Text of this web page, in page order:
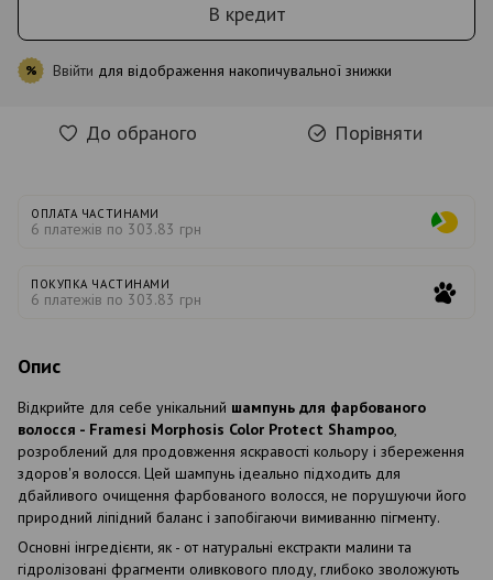
В кредит
% Ввійти для відображення накопичувальної знижки
До обраного Порівняти
ОПЛАТА ЧАСТИНАМИ
6 платежів по 303.83 грн
ПОКУПКА ЧАСТИНАМИ
6 платежів по 303.83 грн
Опис
Відкрийте для себе унікальний шампунь для фарбованого
волосся - Framesi Morphosis Color Protect Shampoo
розроблений для продовження яскравості кольору і збереження
здоров'я волосся. Цей шампунь ідеально підходить для
дбайливого очищення фарбованого волосся, не порушуючи його
природний ліпідний баланс і запобігаючи вимиванню пігменту.
Основні інгредієнти, як - от натуральні екстракти малини та
гідролізовані фрагменти оливкового плоду, глибоко зволожують